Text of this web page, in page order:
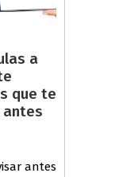
a
que te
antes